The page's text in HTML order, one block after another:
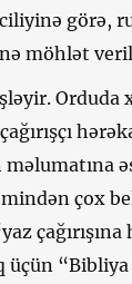
görə,
möhlət
Orduda
çox
çağırışına
“Bibliya